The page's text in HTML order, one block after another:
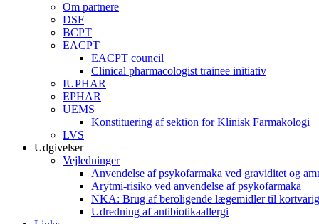
Om partnere
DSF
BCPT
EACPT
EACPT council
Clinical pharmacologist trainee initiativ
IUPHAR
EPHAR
UEMS
Konstituering af sektion for Klinisk Farmakologi
LVS
Udgivelser
Vejledninger
Anvendelse af psykofarmaka ved graviditet og
Arytmi-risiko ved anvendelse af psykofarmaka
NKA: Brug af beroligende lægemidler til
Udredning af antibiotikaallergi